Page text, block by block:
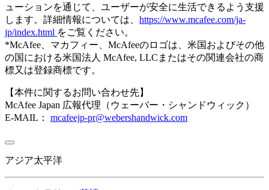
ューションを通じて、ユーザーが安全に生活できるよう支援
します。詳細情報については、 https://www.mcafee.com/ja-
jp/index.html をご覧ください。
*McAfee、マカフィー、McAfeeのロゴは、米国およびその他
の国における米国法人 McAfee, LLCまたはその関連会社の商
標又は登録商標です。
【本件に関するお問い合わせ先】
McAfee Japan 広報代理（ウェーバー・シャンドウィック）
E-MAIL： mcafeejp-pr@webershandwick.com
アジア太平洋